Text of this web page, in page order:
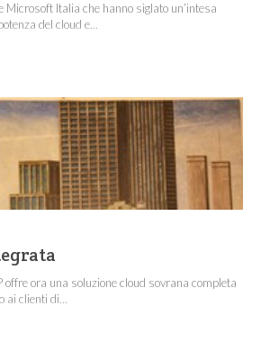
Microsoft Italia che hanno siglato un’intesa
del cloud e...
offre ora una soluzione cloud sovrana completa
ai clienti di...